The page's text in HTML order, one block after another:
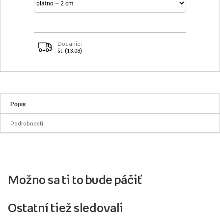
Dodanie:
št. (13.08)
Popis
Podrobnosti
Možno sa ti to bude páčiť
Ostatní tiež sledovali